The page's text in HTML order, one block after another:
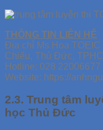
THÔNG TIN LIÊN HỆ
Địa chỉ Ms Hoa
Chiểu, Thủ Đức,
Hotline: 028 22006677
Website: https://
2.3. Trung tâm
học Thủ Đức